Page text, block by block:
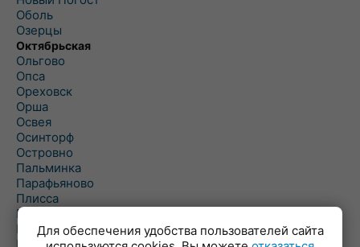
Оболь
Озерцы
Октябрьская
Ольгово
Опса
Ореховск
Орша
Освея
Осинторф
Островно
Пальминка
Парафьяново
Плисса
Повятье
ПогощаДля обеспечения удобства пользователей сайта